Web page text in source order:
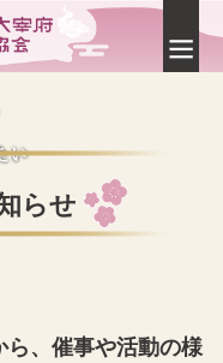
らせ
ら、催事や活動の様